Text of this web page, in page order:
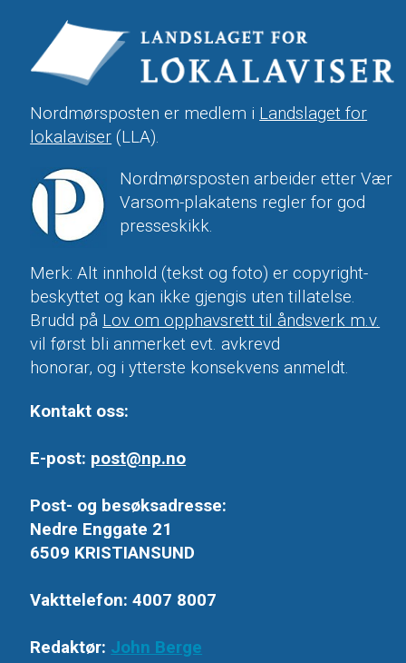
Nordmørsposten er medlem i Landslaget for
lokalaviser (LLA).
Nordmørsposten arbeider etter Vær
Varsom-plakatens regler for god
presseskikk.
Merk: Alt innhold (tekst og foto) er copyright-
beskyttet og kan ikke gjengis uten tillatelse.
Brudd på Lov om opphavsrett til åndsverk m.v.
vil først bli anmerket evt. avkrevd
honorar, og i ytterste konsekvens anmeldt.
Kontakt oss:
E-post: post@np.no
Post- og besøksadresse:
Nedre Enggate 21
6509 KRISTIANSUND
Vakttelefon: 4007 8007
Redaktør: John Berge